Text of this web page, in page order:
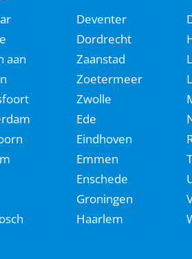
aan
Deventer
Dordrecht
Zaanstad
Zoetermeer
Zwolle
Ede
Eindhoven
Emmen
Enschede
Groningen
Haarlem